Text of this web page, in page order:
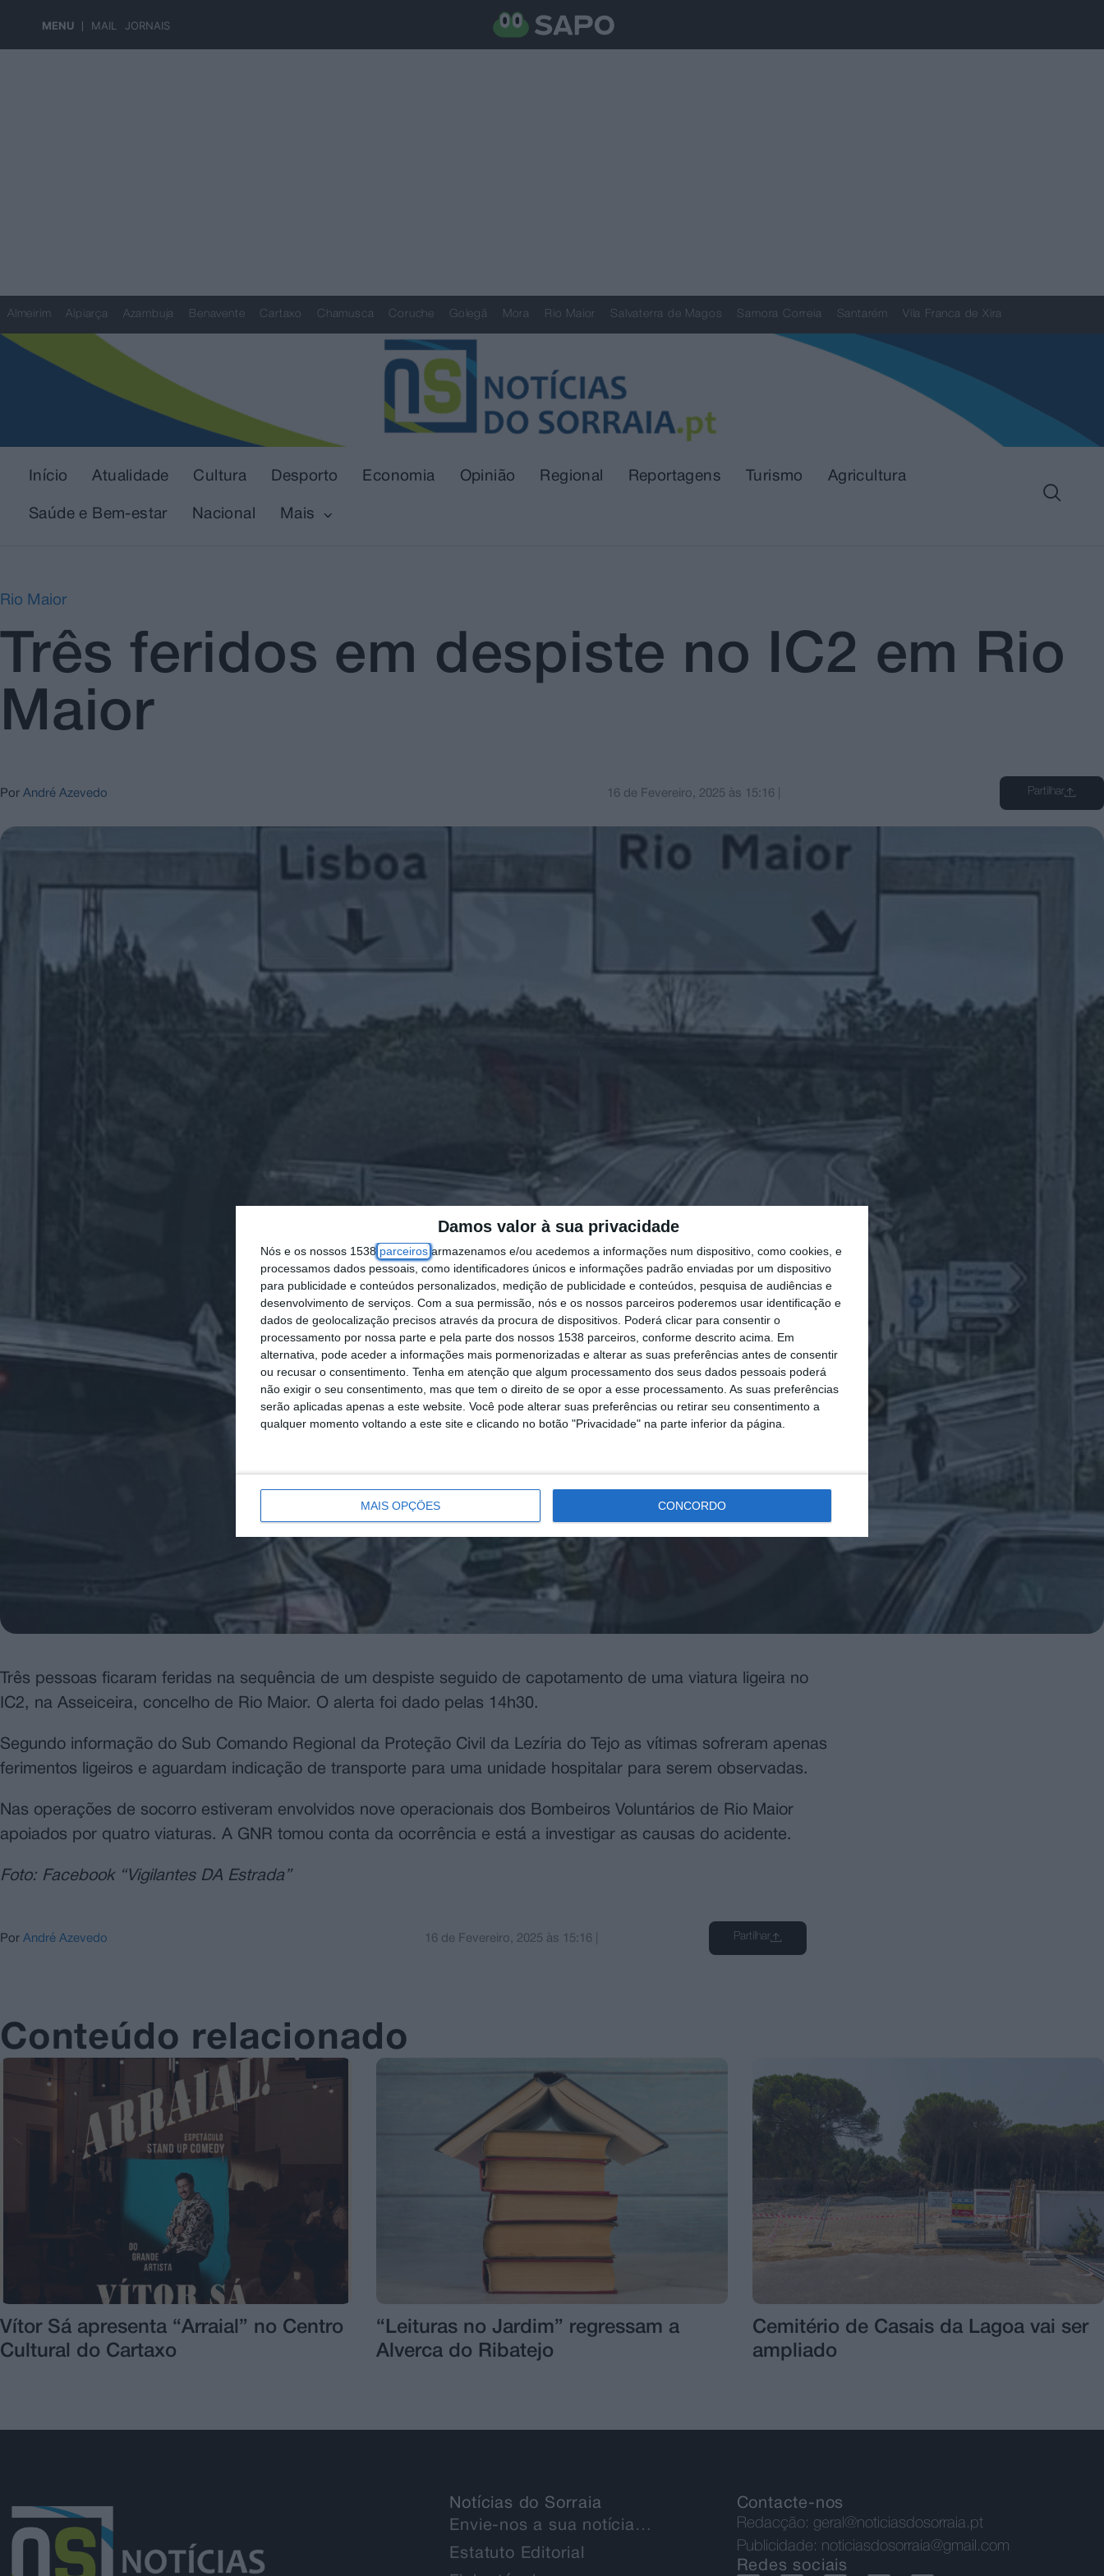
Damos valor à sua privacidade
Nós e os nossos 1538 parceiros armazenamos e/ou acedemos a informações num dispositivo, como cookies, e
processamos dados pessoais, como identificadores únicos e informações padrão enviadas por um dispositivo
para publicidade e conteúdos personalizados, medição de publicidade e conteúdos, pesquisa de audiências e
desenvolvimento de serviços. Com a sua permissão, nós e os nossos parceiros poderemos usar identificação e
dados de geolocalização precisos através da procura de dispositivos. Poderá clicar para consentir o
processamento por nossa parte e pela parte dos nossos 1538 parceiros, conforme descrito acima. Em
alternativa, pode aceder a informações mais pormenorizadas e alterar as suas preferências antes de consentir
ou recusar o consentimento. Tenha em atenção que algum processamento dos seus dados pessoais poderá
não exigir o seu consentimento, mas que tem o direito de se opor a esse processamento. As suas preferências
serão aplicadas apenas a este website. Você pode alterar suas preferências ou retirar seu consentimento a
qualquer momento voltando a este site e clicando no botão "Privacidade" na parte inferior da página.
MAIS OPÇÕES CONCORDO
MENU MAIL JORNAIS
Almeirim Alpiarça Azambuja Benavente Cartaxo Chamusca Coruche Golegã Mora Rio Maior Salvaterra de Magos Samora Correia Santarém Vila Franca de Xira
Início Atualidade Cultura Desporto Economia Opinião Regional Reportagens Turismo Agricultura
Saúde e Bem-estar Nacional Mais
Rio Maior
Três feridos em despiste no IC2 em Rio
Maior
Por André Azevedo 16 de Fevereiro, 2025 às 15:16 Partilhar
Três pessoas ficaram feridas na sequência de um despiste seguido de capotamento de uma viatura ligeira no
IC2, na Asseiceira, concelho de Rio Maior. O alerta foi dado pelas 14h30.
Segundo informação do Sub Comando Regional da Proteção Civil da Lezíria do Tejo as vítimas sofreram apenas
ferimentos ligeiros e aguardam indicação de transporte para uma unidade hospitalar para serem observadas.
Nas operações de socorro estiveram envolvidos nove operacionais dos Bombeiros Voluntários de Rio Maior
apoiados por quatro viaturas. A GNR tomou conta da ocorrência e está a investigar as causas do acidente.
Foto: Facebook “Vigilantes DA Estrada”
Por André Azevedo 16 de Fevereiro, 2025 às 15:16| Partilhar
Conteúdo relacionado
Vítor Sá apresenta “Arraial” no Centro
Cultural do Cartaxo
“Leituras no Jardim” regressam a
Alverca do Ribatejo
Cemitério de Casais da Lagoa vai ser
ampliado
Notícias do Sorraia
Envie-nos a sua notícia…
Estatuto Editorial
Contacte-nos
Redacção: geral@noticiasdosorraia.pt
Publicidade: noticiasdosorraia@gmail.com
Redes sociais